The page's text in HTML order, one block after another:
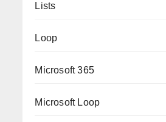
Lists
Loop
Microsoft 365
Microsoft Loop